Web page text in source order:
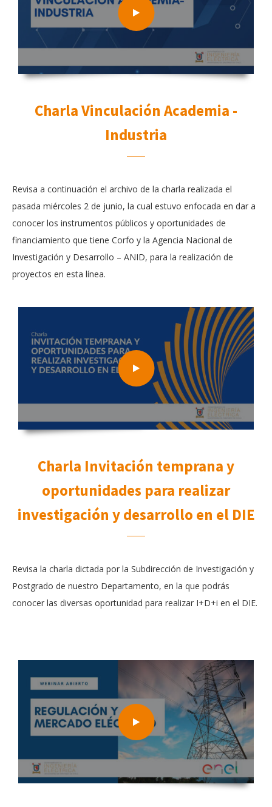
Charla Vinculación Academia -
Industria
Revisa a continuación el archivo de la charla realizada el
pasada miércoles 2 de junio, la cual estuvo enfocada en dar a
conocer los instrumentos públicos y oportunidades de
financiamiento que tiene Corfo y la Agencia Nacional de
Investigación y Desarrollo – ANID, para la realización de
proyectos en esta línea.
Charla Invitación temprana y
oportunidades para realizar
investigación y desarrollo en el DIE
Revisa la charla dictada por la Subdirección de Investigación y
Postgrado de nuestro Departamento, en la que podrás
conocer las diversas oportunidad para realizar I+D+i en el DIE.